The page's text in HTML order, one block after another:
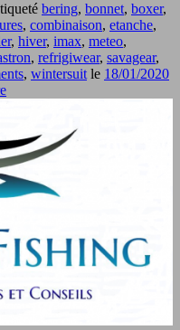
bering, bonnet, boxer,
, combinaison, etanche,
, hiver, imax, meteo,
, refrigiwear, savagear,
, wintersuit le 18/01/2020